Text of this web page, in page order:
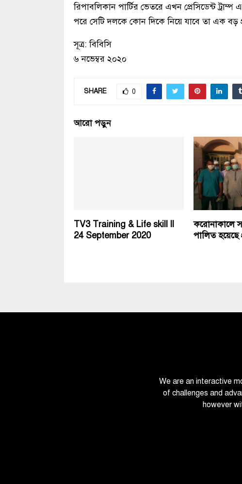
রিপাবলিকান পার্টির ভেতরে এখন প্রেসিডেন্ট
পরে সেটি দলকে কোন দিকে নিয়ে যাবে তা এক বড়
সূত্র: বিবিসি
৬ নভেম্বর ২০২০
SHARE 0
আরো পড়ুন
TV3 Training & Life skill ll
24 September 2020
করোনাকালে
পালিত হয়েছে
We are an interactive
of challenges and
however